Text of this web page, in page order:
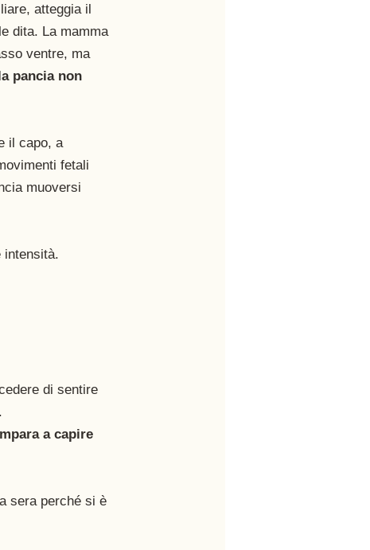
atteggia il
dita. La mamma
ventre, ma
pancia non
il capo, a
fetali
muoversi
intensità.
di sentire
a capire
sera perché si è